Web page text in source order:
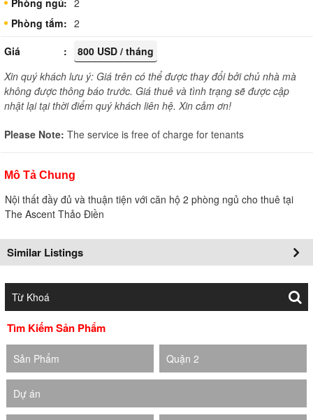
Phòng tắm
2
Giá
800 USD / tháng
Xin quý khách lưu ý: Giá trên có thể được thay đổi bởi chủ nhà mà
không được thông báo trước. Giá thuê và tình trạng sẽ được cập
nhật lại tại thời điểm quý khách liên hệ. Xin cảm ơn!
Please Note: The service is free of charge for tenants
Mô Tả Chung
Nội thất đầy đủ và thuận tiện với căn hộ 2 phòng ngủ cho thuê tại
The Ascent Thảo Điền
Similar Listings
Tìm Kiếm Sản Phẩm
Sản Phẩm Quận 2
Dự án